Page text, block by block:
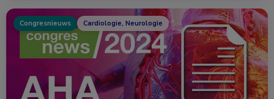
Congresnieuws Cardiologie, Neurologie